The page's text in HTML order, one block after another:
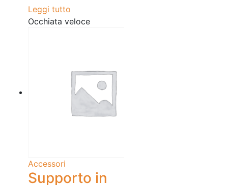
Leggi tutto
Occhiata veloce
Accessori
Supporto in